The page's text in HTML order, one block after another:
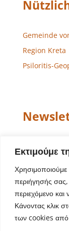
Εκτιμούμε
Χρησιμοποιούμε
περιήγησής
περιεχόμενο
Κάνοντας κλικ
των cookies από
Gemeinde
Region Kreta
Psiloritis-